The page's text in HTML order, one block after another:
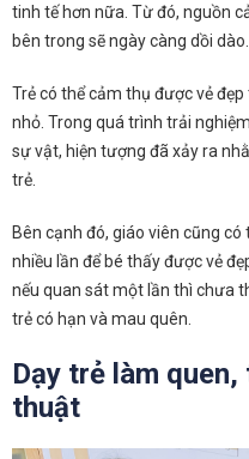
tinh tế hơn nữa. Từ đó, nguồn
bên trong sẽ ngày càng dồi dào.
Trẻ có thể cảm thụ được vẻ
nhỏ. Trong quá trình trải
sự vật, hiện tượng đã xảy ra
trẻ.
Bên cạnh đó, giáo viên cũng
nhiều lần để bé thấy được vẻ
nếu quan sát một lần thì chưa
trẻ có hạn và mau quên.
Dạy trẻ làm
thuật